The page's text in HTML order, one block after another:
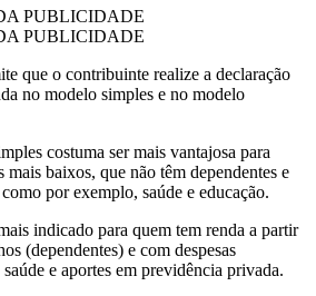
PUBLICIDADE
PUBLICIDADE
que o contribuinte realize a declaração
no modelo simples e no modelo
costuma ser mais vantajosa para
mais baixos, que não têm dependentes e
por exemplo, saúde e educação.
indicado para quem tem renda a partir
(dependentes) e com despesas
e aportes em previdência privada.